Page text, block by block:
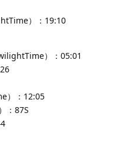
）：19:10
）：05:01
）：12:05
：87S